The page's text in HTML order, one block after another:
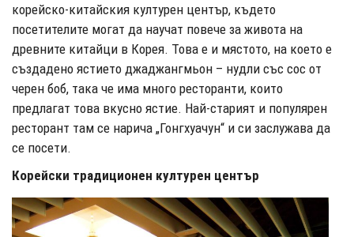
корейско-китайския културен център, където
посетителите могат да научат повече за живота на
древните китайци в Корея. Това е и мястото, на което е
създадено ястието джаджангмьон – нудли със сос от
черен боб, така че има много ресторанти, които
предлагат това вкусно ястие. Най-старият и популярен
ресторант там се нарича „Гонгхуачун“ и си заслужава да
се посети.
Корейски традиционен културен център